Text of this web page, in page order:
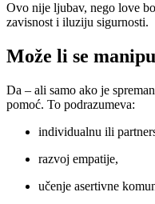
Ovo nije ljubav, nego love
zavisnost i iluziju sigurnosti.
Može li se
Da – ali samo ako je
pomoć. To podrazumeva:
individualnu ili
razvoj empatije,
učenje asertivne